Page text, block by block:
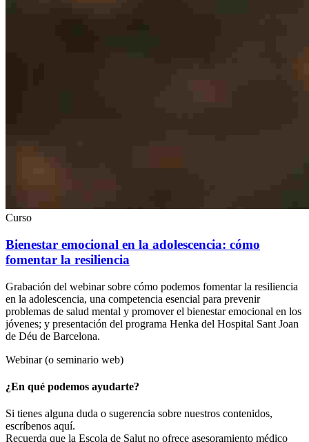
Curso
Bienestar emocional en la adolescencia: cómo
fomentar la resiliencia
Grabación del webinar sobre cómo podemos fomentar la resiliencia
en la adolescencia, una competencia esencial para prevenir
problemas de salud mental y promover el bienestar emocional en los
jóvenes; y presentación del programa Henka del Hospital Sant Joan
de Déu de Barcelona.
Webinar (o seminario web)
¿En qué podemos ayudarte?
Si tienes alguna duda o sugerencia sobre nuestros contenidos,
escríbenos aquí.
Recuerda que la Escola de Salut no ofrece asesoramiento médico